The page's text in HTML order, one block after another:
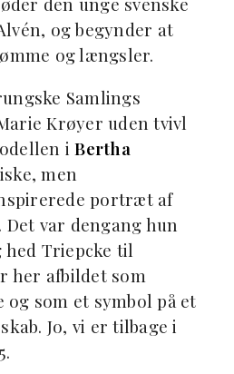
og begynder at
og længsler.
Samlings
Krøyer uden tvivl
iBertha
men
portræt af
Det var dengang hun
Triepcke til
her afbildet som
som et symbol på et
Jo, vi er tilbage i